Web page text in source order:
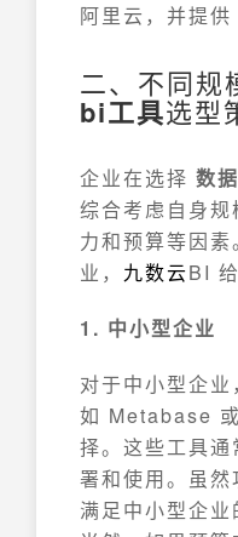
阿里云，并提供
二、不同规
bi工具选型
企业在选择 数
综合考虑自身
力和预算等因
业， 九数云BI
1. 中小型企业
对于中小型企业
如 Metabase
择。这些工具
署和使用。虽
满足中小型企业